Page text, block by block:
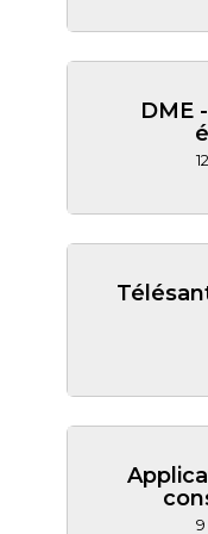
DME